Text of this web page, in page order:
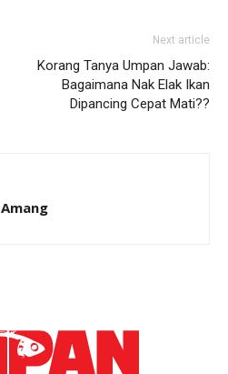
Next article
Korang Tanya Umpan Jawab:
Bagaimana Nak Elak Ikan
Dipancing Cepat Mati??
Amang